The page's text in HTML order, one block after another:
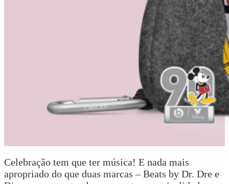
Celebração tem que ter música! E nada mais
apropriado do que duas marcas – Beats by Dr. Dre e